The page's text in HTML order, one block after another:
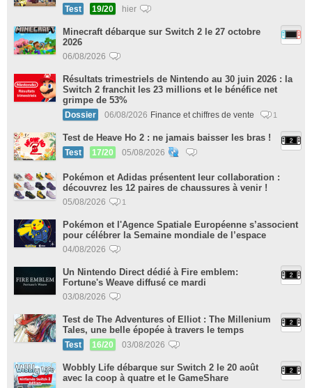
Test 19/20 hier
Minecraft débarque sur Switch 2 le 27 octobre
2026
06/08/2026
Résultats trimestriels de Nintendo au 30 juin 2026 : la
Switch 2 franchit les 23 millions et le bénéfice net
grimpe de 53%
Dossier 06/08/2026 Finance et chiffres de vente 1
Test de Heave Ho 2 : ne jamais baisser les bras !
Test 17/20 05/08/2026
Pokémon et Adidas présentent leur collaboration :
découvrez les 12 paires de chaussures à venir !
05/08/2026 1
Pokémon et l'Agence Spatiale Européenne s’associent
pour célébrer la Semaine mondiale de l’espace
04/08/2026
Un Nintendo Direct dédié à Fire emblem:
Fortune's Weave diffusé ce mardi
03/08/2026
Test de The Adventures of Elliot : The Millenium
Tales, une belle épopée à travers le temps
Test 16/20 03/08/2026
Wobbly Life débarque sur Switch 2 le 20 août
avec la coop à quatre et le GameShare